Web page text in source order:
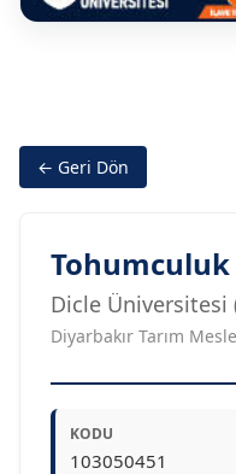
← Geri Dön
Dicle Üniversitesi
Diyarbakır Tarım
KODU
103050451